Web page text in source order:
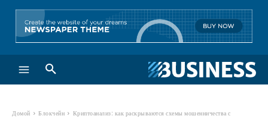
Домой Блокчейн
Криптоанализ: как раскрываются схемы мошенничества с